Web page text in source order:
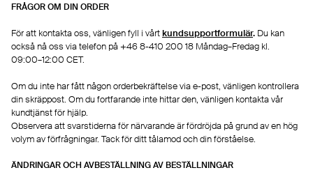
Personuppgiftspolicy
Tillgänglighetsredogörelse
FRÅGOR OM DIN ORDER
För att kontakta oss, vänligen fyll i vårtkundsupportformulär. Du kan
också nå oss via telefon på +46 8-410 200 18 Måndag–Fredag kl.
09:00–12:00 CET.
Om du inte har fått någon orderbekräftelse via e-post, vänligen kontrollera
din skräppost. Om du fortfarande inte hittar den, vänligen kontakta vår
kundtjänst för hjälp.
Observera att svarstiderna för närvarande är fördröjda på grund av en hög
volym av förfrågningar. Tack för ditt tålamod och din förståelse.
ÄNDRINGAR OCH AVBESTÄLLNING AV BESTÄLLNINGAR